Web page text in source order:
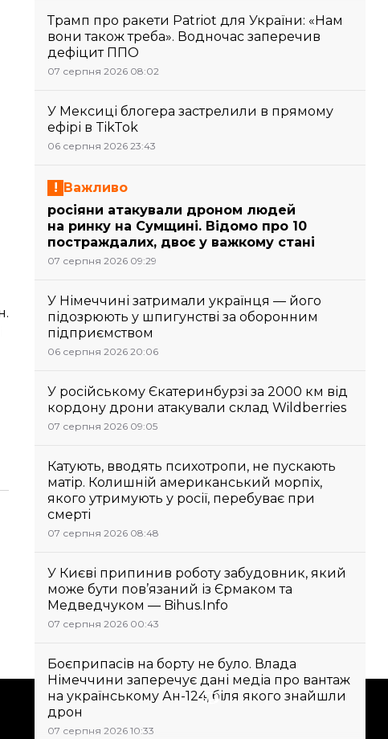
Трамп про ракети Patriot для України: «Нам
вони також треба». Водночас заперечив
дефіцит ППО
07 серпня 2026 08:02
У Мексиці блогера застрелили в прямому
ефірі в TikTok
06 серпня 2026 23:43
Важливо
росіяни атакували дроном людей
на ринку на Сумщині. Відомо про 10
постраждалих, двоє у важкому стані
07 серпня 2026 09:29
У Німеччині затримали українця — його
підозрюють у шпигунстві за оборонним
підприємством
06 серпня 2026 20:06
У російському Єкатеринбурзі за 2000 км від
кордону дрони атакували склад Wildberries
07 серпня 2026 09:05
Катують, вводять психотропи, не пускають
матір. Колишній американський морпіх,
якого утримують у росії, перебуває при
смерті
07 серпня 2026 08:48
У Києві припинив роботу забудовник, який
може бути пов’язаний із Єрмаком та
Медведчуком — Bihus.Info
07 серпня 2026 00:43
Боєприпасів на борту не було. Влада
Німеччини заперечує дані медіа про вантаж
на українському Ан-124, біля якого знайшли
дрон
07 серпня 2026 10:33
Підтримати